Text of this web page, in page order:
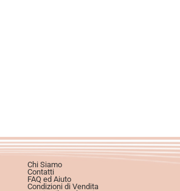
Chi Siamo
Contatti
FAQ ed Aiuto
Condizioni di Vendita